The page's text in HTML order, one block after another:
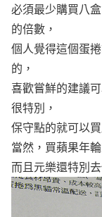
必須最少購買八
的倍數，
個人覺得這個蛋
的，
喜歡嘗鮮的建議
很特別，
保守點的就可以
當然，買蘋果年
而且元樂還特別